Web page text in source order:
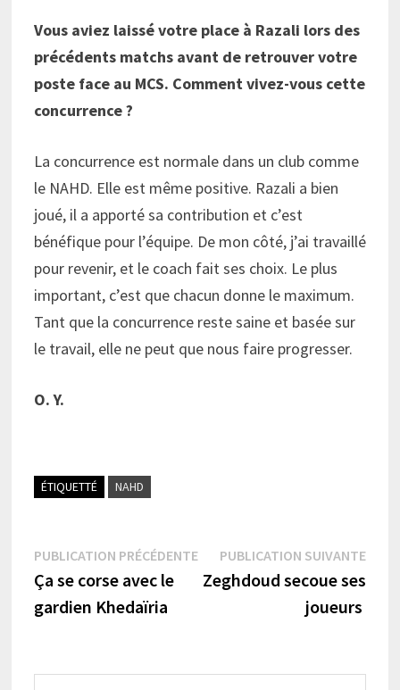
Vous aviez laissé votre place à Razali lors des
précédents matchs avant de retrouver votre
poste face au MCS. Comment vivez-vous cette
concurrence ?
La concurrence est normale dans un club comme
le NAHD. Elle est même positive. Razali a bien
joué, il a apporté sa contribution et c’est
bénéfique pour l’équipe. De mon côté, j’ai travaillé
pour revenir, et le coach fait ses choix. Le plus
important, c’est que chacun donne le maximum.
Tant que la concurrence reste saine et basée sur
le travail, elle ne peut que nous faire progresser.
O. Y.
ÉTIQUETTÉ NAHD
Navigation
de
l’article
PUBLICATION PRÉCÉDENTEPublication
précédente :
Ça se corse avec le
gardien Khedaïria
PUBLICATION SUIVANTE
Zeghdoud secoue ses
joueurs